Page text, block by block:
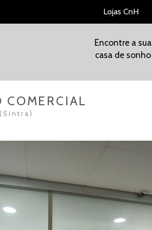
Lojas CnH
Encontre a sua
casa de sonho
COMERCIAL